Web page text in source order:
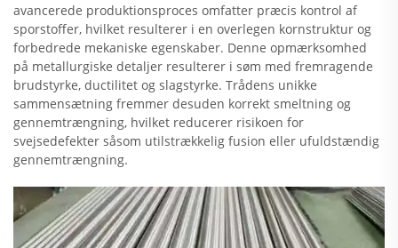
avancerede produktionsproces omfatter præcis kontrol af
sporstoffer, hvilket resulterer i en overlegen kornstruktur og
forbedrede mekaniske egenskaber. Denne opmærksomhed
på metallurgiske detaljer resulterer i søm med fremragende
brudstyrke, ductilitet og slagstyrke. Trådens unikke
sammensætning fremmer desuden korrekt smeltning og
gennemtrængning, hvilket reducerer risikoen for
svejsedefekter såsom utilstrækkelig fusion eller ufuldstændig
gennemtrængning.